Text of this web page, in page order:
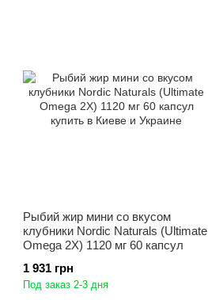
Рыбий жир мини со вкусом
клубники Nordic Naturals (Ultimate
Omega 2X) 1120 мг 60 капсул
1 931 грн
Под заказ 2-3 дня